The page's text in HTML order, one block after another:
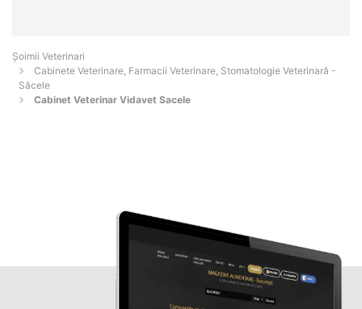
Șoimii Veterinari
Cabinete Veterinare, Farmacii Veterinare, Stomatologie Veterinară -
Săcele
Cabinet Veterinar Vidavet Sacele